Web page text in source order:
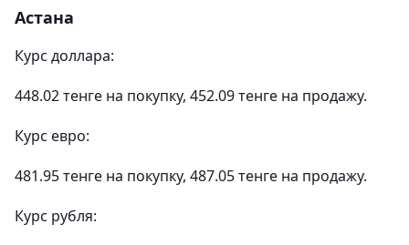
Астана
Курс доллара:
448.02 тенге на покупку, 452.09 тенге на продажу.
Курс евро:
481.95 тенге на покупку, 487.05 тенге на продажу.
Курс рубля: